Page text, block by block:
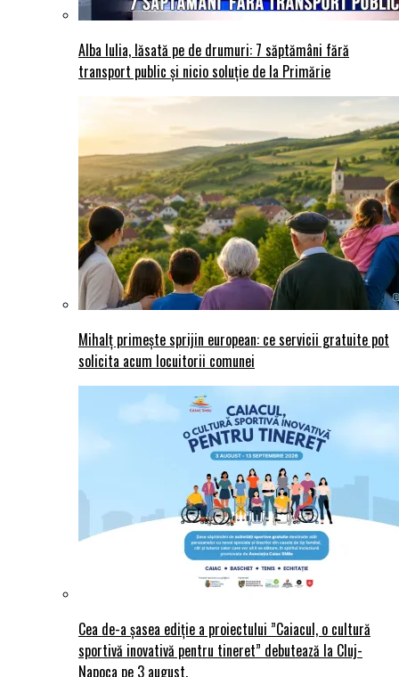
Alba Iulia, lăsată pe de drumuri: 7 săptămâni fără
transport public și nicio soluție de la Primărie
Mihalț primește sprijin european: ce servicii gratuite pot
solicita acum locuitorii comunei
Cea de-a șasea ediție a proiectului ”Caiacul, o cultură
sportivă inovativă pentru tineret” debutează la Cluj-
Napoca pe 3 august.